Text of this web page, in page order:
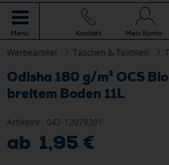
Menü Kontakt Mein Konto
Werbeartikel Taschen & Textilien
Odisha 180 g/m² OCS
breitem Boden 11L
Artikelnr.: 042-12078201
ab 1,95 €